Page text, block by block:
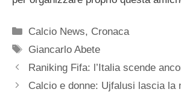
Categorie
Calcio News, Cronaca
Tag
Giancarlo Abete
Raniking Fifa: l’Italia scende
Calcio e donne: Ujfalusi lascia la